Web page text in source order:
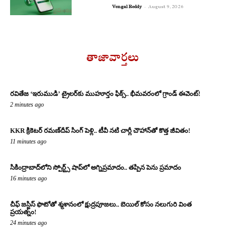
Vengal Reddy - August 9, 2026
తాజావార్తలు
రవితేజ ‘ఇరుముడి’ ట్రైలర్‌కు ముహూర్తం ఫిక్స్.. భీమవరంలో గ్రాండ్ ఈవెంట్!
2 minutes ago
KKR క్రికెటర్ రమణ్‌దీప్ సింగ్ పెళ్లి.. టీవీ నటి చార్లీ చౌహాన్‌తో కొత్త జీవితం!
11 minutes ago
సికింద్రాబాద్‌లోని స్పోర్ట్స్ షాప్‌లో అగ్నిప్రమాదం.. తప్పిన పెను ప్రమాదం
16 minutes ago
చీఫ్ జస్టిస్ ఫొటోతో శ్మశానంలో క్షుద్రపూజలు.. బెయిల్ కోసం నలుగురి వింత
ప్రయత్నం!
24 minutes ago